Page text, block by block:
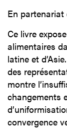
En partenariat
Ce livre
alimentaires
latine et
des
montre
changements
convergence